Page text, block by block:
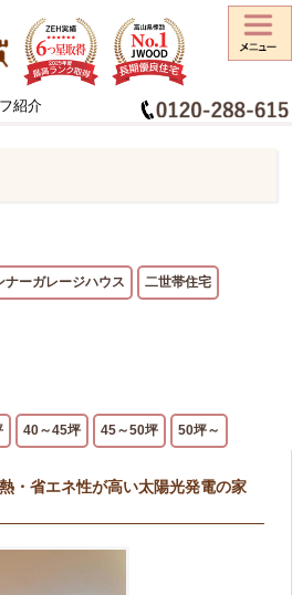
紹介
ナーガレージハウス 二世帯住宅
40～45坪 45～50坪 50坪～
・省エネ性が高い太陽光発電の家